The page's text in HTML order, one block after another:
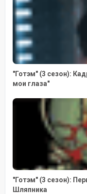
"Готэм" (3 сезон):
мои глаза"
"Готэм" (3 сезон):
Шляпника